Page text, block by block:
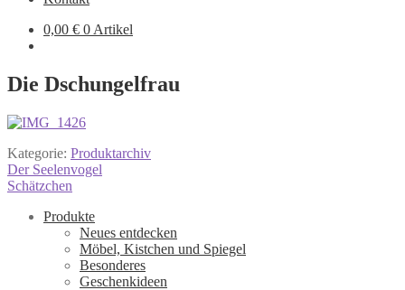
0,00 € 0 Artikel
Die Dschungelfrau
Kategorie: Produktarchiv
Beitragsnavigation
Vorheriger
Beitrag:
Der Seelenvogel
Nächster
Schätzchen
Produkte
Neues entdecken
Möbel, Kistchen und Spiegel
Besonderes
Geschenkideen